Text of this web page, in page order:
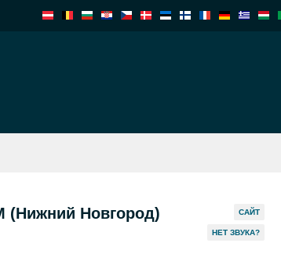
Новгород) САЙТ
HЕТ ЗВУКА?